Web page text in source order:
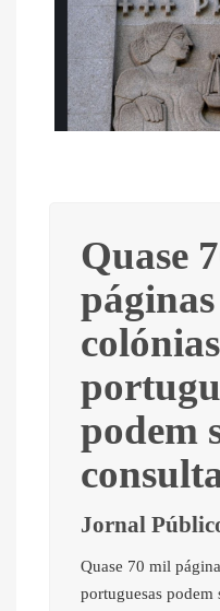
Quase
colónias
podem
Jornal
Quase 70 mil
portuguesas podem